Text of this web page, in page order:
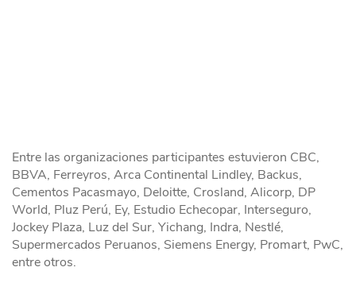
Entre las organizaciones participantes estuvieron CBC,
BBVA, Ferreyros, Arca Continental Lindley, Backus,
Cementos Pacasmayo, Deloitte, Crosland, Alicorp, DP
World, Pluz Perú, Ey, Estudio Echecopar, Interseguro,
Jockey Plaza, Luz del Sur, Yichang, Indra, Nestlé,
Supermercados Peruanos, Siemens Energy, Promart, PwC,
entre otros.